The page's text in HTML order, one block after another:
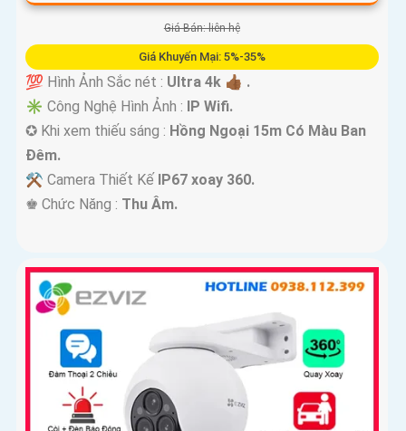
Giá Bán: liên hệ
Giá Khuyến Mại: 5%-35%
💯 Hình Ảnh Sắc nét : Ultra 4k 👍🏾 .
✳️ Công Nghệ Hình Ảnh :
IP Wifi.
✪ Khi xem thiếu sáng : Hồng Ngoại 15m Có Màu Ban
Ðêm.
⚒ Camera Thiết Kế
IP67 xoay 360.
️♚ Chức Năng : Thu Âm.